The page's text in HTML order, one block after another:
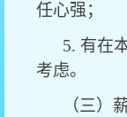
任心强；
5. 有在本
考虑。
（三）薪